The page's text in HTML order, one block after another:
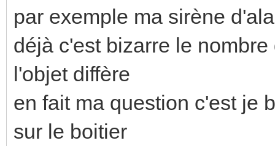
par exemple ma sirène
déjà c'est bizarre le
l'objet diffère
en fait ma question c'est je
sur le boitier